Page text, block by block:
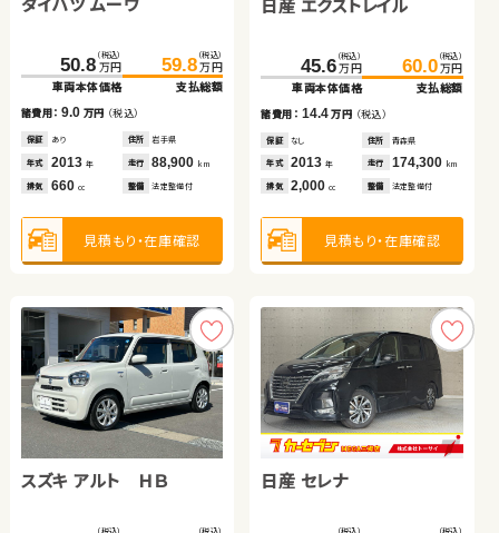
50.8 （税込）
万円
車両本体価格
59.8 （税込）
万円
支払総額
諸費用：9.0 万円 （税込）
保証 あり 住所 岩手県
年式 2013 年 走行 88,900 km
排気 660 cc 整備 法定整備付
見積もり・在庫確認
日産 エクストレイル
45.6 （税込）
万円
車両本体価格
60.0 （税込）
万円
支払総額
諸費用： 14.4万円 （税込）
保証 なし 住所 青森県
年式 2013年 走行 174,300 km
排気 2,000cc 整備 法定整備付
見積もり・在庫確認
スズキ アルト ＨＢ 日産 セレナ
72.9 （税込）
万円
車両本体価格
84.4 （税込）
万円
支払総額
諸費用：11.5万円（税込）
保証 あり 住所 埼玉県
年式 2014 年 走行 60,600 km
排気 1,500 整備 法定整備付
見積もり・在庫確認
96.8 （税込）
万円
車両本体価格
109.8 （税込）
万円
支払総額
諸費用： 13.0万円 （税込）
保証 あり 住所 秋田県
年式 2019年 走行 47,000km
排気 1,200cc 整備 法定整備付
見積もり・在庫確認
スズキ ワゴンＲ
（税込） （税込）
トヨタ プリウス
（税込） （税込）
トヨタ ヴェルファイア
119.8 （税込）
万円
車両本体価格
132.9 （税込）
万円
支払総額
諸費用：13.1万円（税込）
保証 あり 住所 鹿児島県
年式 2012 年 走行 62,200 km
排気 2,400 整備 法定整備付
見積もり・在庫確認
スズキ ワゴンＲ スティン
34.6 （税込）
万円
車両本体価格
39.7 （税込）
万円
支払総額
諸費用： 5.1万円（税込）
保証 あり 住所 茨城県
年式 2016年 走行 78,300km
排気 660cc 整備 法定整備付
見積もり・在庫確認
トヨタ アルファード ハイ
日産 セレナ